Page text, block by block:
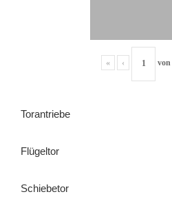
« ‹ von
Torantriebe
Flügeltor
Schiebetor